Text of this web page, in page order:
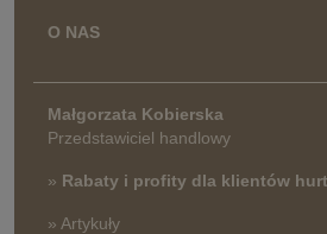
O NAS
Małgorzata Kobierska
Przedstawiciel handlowy
» Rabaty i profity dla klientów
» Artykuły